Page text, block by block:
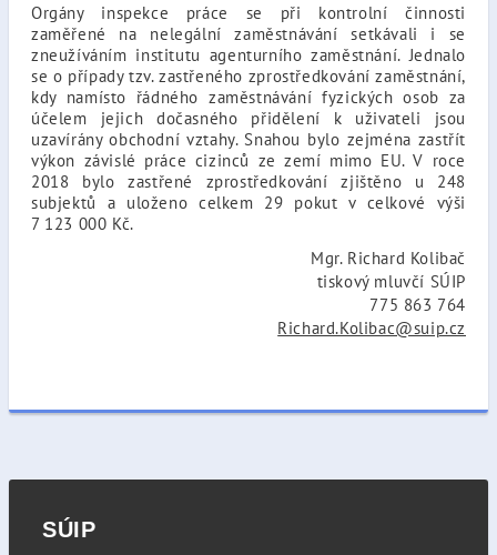
Orgány inspekce práce se při kontrolní činnosti
zaměřené na nelegální zaměstnávání setkávali i se
zneužíváním institutu agenturního zaměstnání. Jednalo
se o případy tzv. zastřeného zprostředkování zaměstnání,
kdy namísto řádného zaměstnávání fyzických osob za
účelem jejich dočasného přidělení k uživateli jsou
uzavírány obchodní vztahy. Snahou bylo zejména zastřít
výkon závislé práce cizinců ze zemí mimo EU. V roce
2018 bylo zastřené zprostředkování zjištěno u 248
subjektů a uloženo celkem 29 pokut v celkové výši
7 123 000 Kč.
Mgr. Richard Kolibač
tiskový mluvčí SÚIP
775 863 764
Richard.Kolibac@suip.cz
SÚIP